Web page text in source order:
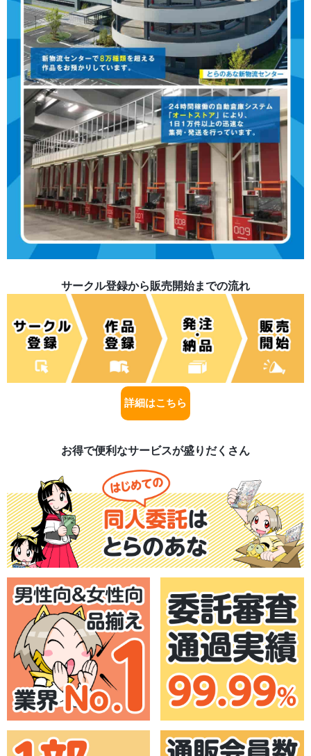
サークル登録から販売開始までの流れ
詳細はこちら
お得で便利なサービスが盛りだくさん